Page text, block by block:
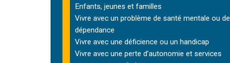
Enfants, jeunes et familles
Vivre avec un problème de santé mentale ou de
dépendance
Vivre avec une déficience ou un handicap
Vivre avec une perte d’autonomie et services